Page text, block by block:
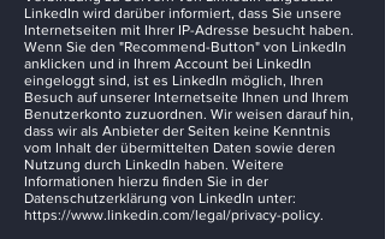
LinkedIn wird darüber informiert, dass Sie unsere
Internetseiten mit Ihrer IP-Adresse besucht haben.
Wenn Sie den "Recommend-Button" von LinkedIn
anklicken und in Ihrem Account bei LinkedIn
eingeloggt sind, ist es LinkedIn möglich, Ihren
Besuch auf unserer Internetseite Ihnen und Ihrem
Benutzerkonto zuzuordnen. Wir weisen darauf hin,
dass wir als Anbieter der Seiten keine Kenntnis
vom Inhalt der übermittelten Daten sowie deren
Nutzung durch LinkedIn haben. Weitere
Informationen hierzu finden Sie in der
Datenschutzerklärung von LinkedIn unter:
https://www.linkedin.com/legal/privacy-policy.